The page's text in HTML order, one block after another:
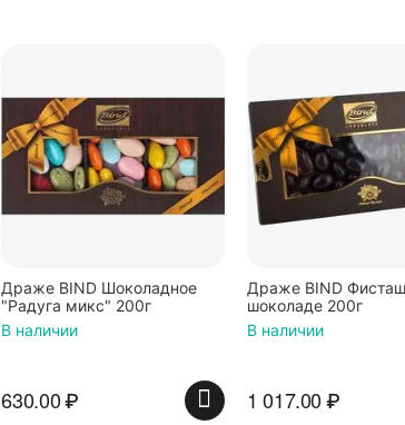
Драже BIND Шоколадное
"Радуга микс" 200г
В наличии
630.00₽
Драже BIND
шоколаде 200г
В наличии
1 017.00₽